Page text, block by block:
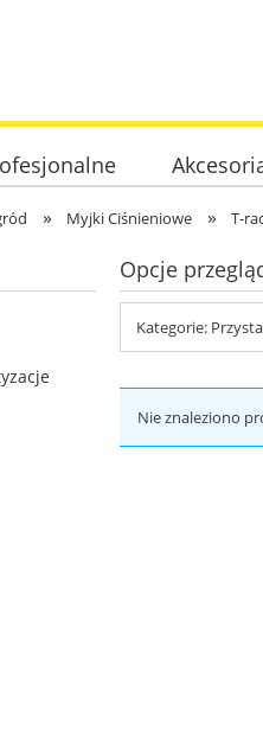
» Myjki Ciśnieniowe » T-
Opcje
Kategorie:
Nie znaleziono